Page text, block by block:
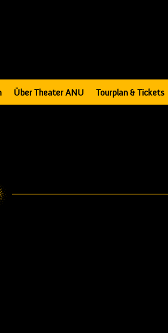
Über Theater ANU Tourplan & Tickets